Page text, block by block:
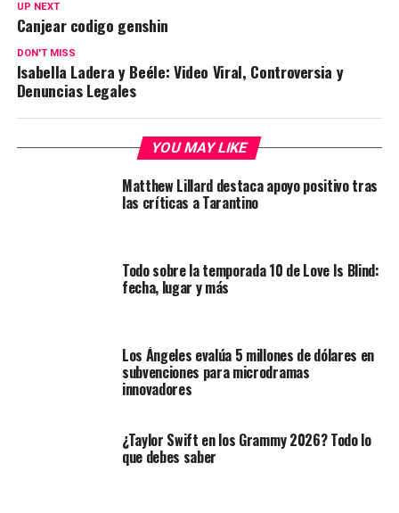
UP NEXT
Canjear codigo genshin
DON'T MISS
Isabella Ladera y Beéle: Video Viral, Controversia y
Denuncias Legales
YOU MAY LIKE
Matthew Lillard destaca apoyo positivo tras
las críticas a Tarantino
Todo sobre la temporada 10 de Love Is Blind:
fecha, lugar y más
Los Ángeles evalúa 5 millones de dólares en
subvenciones para microdramas
innovadores
¿Taylor Swift en los Grammy 2026? Todo lo
que debes saber